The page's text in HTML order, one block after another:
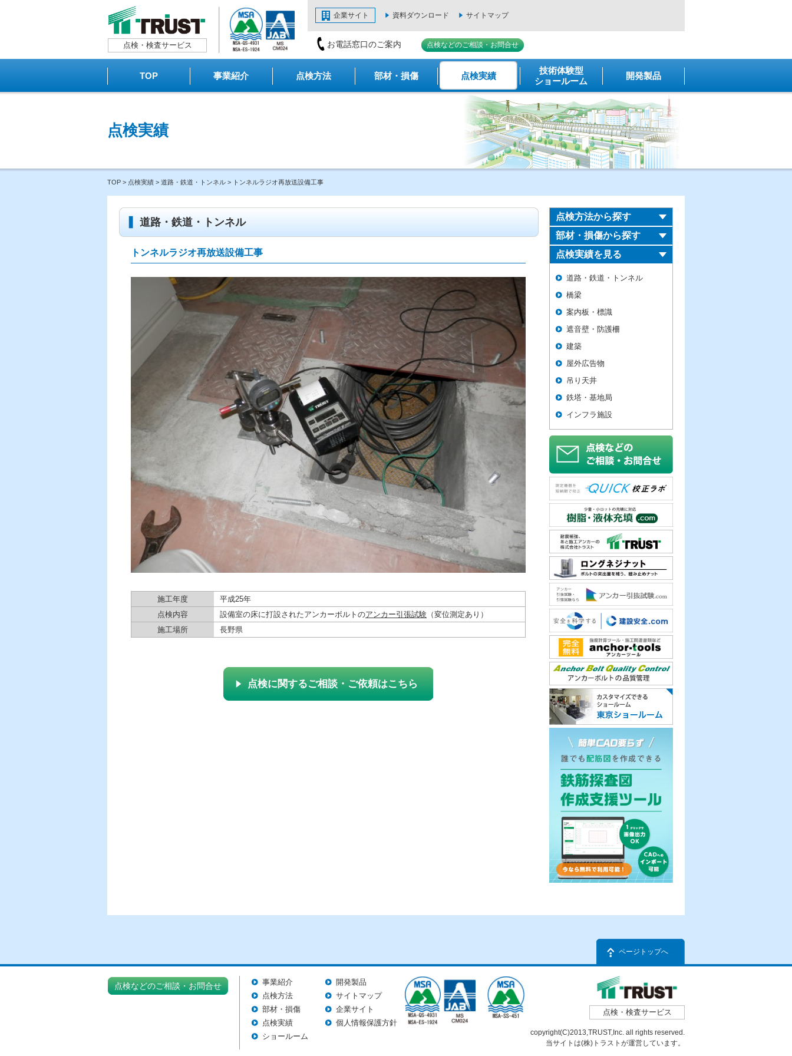
点検・検査サービス
企業サイト 資料ダウンロード サイトマップ
お電話窓口のご案内 点検などのご相談・お問合せ
TOP 事業紹介 点検方法 部材・損傷 点検実績
技術体験型
ショールーム
開発製品
点検実績
TOP > 点検実績 > 道路・鉄道・トンネル > トンネルラジオ再放送設備工事
道路・鉄道・トンネル
トンネルラジオ再放送設備工事
施工年度
平成25年
点検内容
設備室の床に打設されたアンカーボルトのアンカー引張試験 （変位測定あり）
施工場所
長野県
点検に関するご相談・ご依頼はこちら
点検方法から探す
部材・損傷から探す
点検実績を見る
道路・鉄道・トンネル
橋梁
案内板・標識
遮音壁・防護柵
建築
屋外広告物
吊り天井
鉄塔・基地局
インフラ施設
ページトップへ
点検などのご相談・お問合せ 事業紹介
開発製品
点検方法
サイトマップ
部材・損傷
企業サイト
点検実績
個人情報保護方針
ショールーム
点検・検査サービス
copyright(C)2013,TRUST,Inc. all rights reserved.
当サイトは(株)トラストが運営しています。